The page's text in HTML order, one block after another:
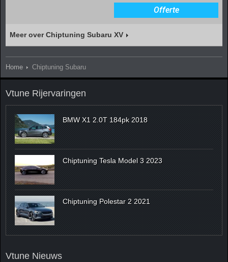
Offerte
Meer over Chiptuning Subaru XV
Home Chiptuning Subaru
Vtune Rijervaringen
BMW X1 2.0T 184pk 2018
Chiptuning Tesla Model 3 2023
Chiptuning Polestar 2 2021
Vtune Nieuws